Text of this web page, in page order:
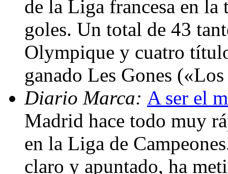
de la Liga francesa en
goles. Un total de 43
Olympique y cuatro
ganado Les Gones
Diario Marca: A ser el
Madrid hace todo muy
en la Liga de
claro y apuntado, ha